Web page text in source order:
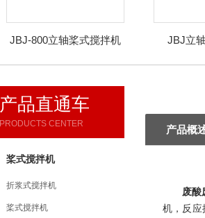
JBJ-800立轴桨式搅拌机 JBJ立
产品直通车
PRODUCTS CENTER
桨式搅拌机
折浆式搅拌机
桨式搅拌机
产品概
废酸
机，反应